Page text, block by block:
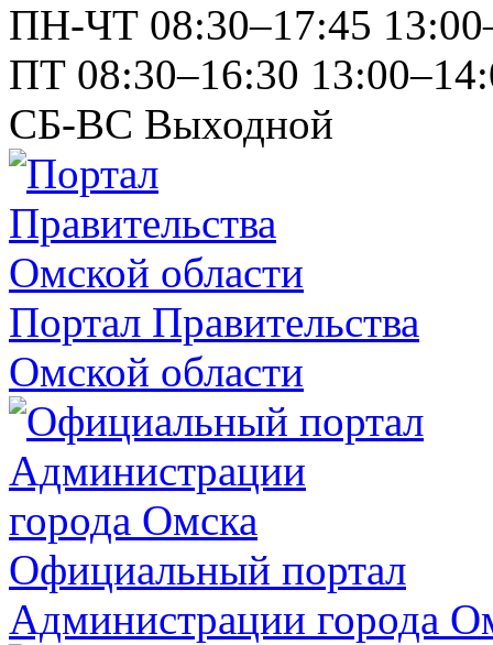
ПН-ЧТ 08:30–17:45
ПТ 08:30–16:30
СБ-ВС Выходной
Портал Правительства
Омской области
Официальный портал
Администрации города